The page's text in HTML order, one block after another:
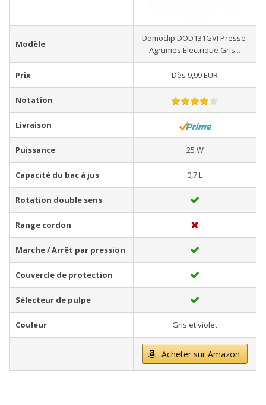
Modèle
Domoclip DOD131GVI Presse-
Agrumes Électrique Gris...
Prix Dès 9,99 EUR
Notation
Livraison
Puissance 25 W
Capacité du bac à jus 0,7 L
Rotation double sens
Range cordon
Marche / Arrêt par pression
Couvercle de protection
Sélecteur de pulpe
Couleur Gris et violet
Acheter sur Amazon